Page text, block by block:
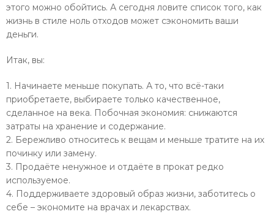
этого можно обойтись. А сегодня ловите список того, как
жизнь в стиле ноль отходов может сэкономить ваши
деньги.
Итак, вы:
1. Начинаете меньше покупать. А то, что всё-таки
приобретаете, выбираете только качественное,
сделанное на века. Побочная экономия: снижаются
затраты на хранение и содержание.
2. Бережливо относитесь к вещам и меньше тратите на их
починку или замену.
3. Продаёте ненужное и отдаёте в прокат редко
используемое.
4. Поддерживаете здоровый образ жизни, заботитесь о
себе – экономите на врачах и лекарствах.